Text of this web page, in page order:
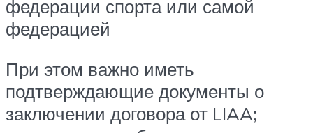
федерации спорта или самой
федерацией
При этом важно иметь
подтверждающие документы о
заключении договора от LIAA;